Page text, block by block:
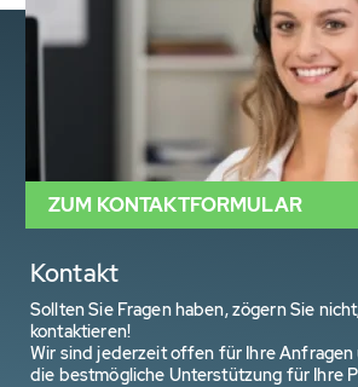
Kontakt
Sollten Sie Fragen haben, zögern Sie
kontaktieren!
Wir sind jederzeit offen für Ihre Anfragen
die bestmögliche Unterstützung für Ihre
ZUM KONTAKTFORMULAR